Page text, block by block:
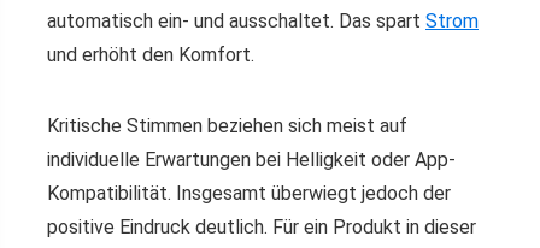
automatisch ein- und ausschaltet. Das spart Strom
und erhöht den Komfort.
Kritische Stimmen beziehen sich meist auf
individuelle Erwartungen bei Helligkeit oder App-
Kompatibilität. Insgesamt überwiegt jedoch der
positive Eindruck deutlich. Für ein Produkt in dieser